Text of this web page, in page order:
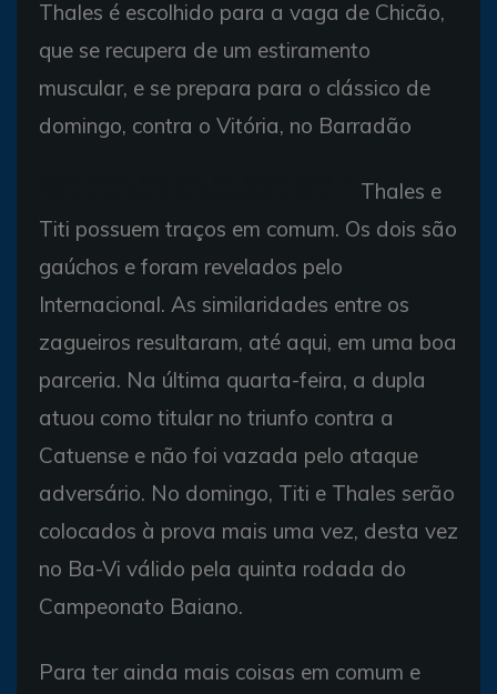
Thales é escolhido para a vaga de Chicão,
que se recupera de um estiramento
muscular, e se prepara para o clássico de
domingo, contra o Vitória, no Barradão
Thales e
Titi possuem traços em comum. Os dois são
gaúchos e foram revelados pelo
Internacional. As similaridades entre os
zagueiros resultaram, até aqui, em uma boa
parceria. Na última quarta-feira, a dupla
atuou como titular no triunfo contra a
Catuense e não foi vazada pelo ataque
adversário. No domingo, Titi e Thales serão
colocados à prova mais uma vez, desta vez
no Ba-Vi válido pela quinta rodada do
Campeonato Baiano.
Para ter ainda mais coisas em comum e